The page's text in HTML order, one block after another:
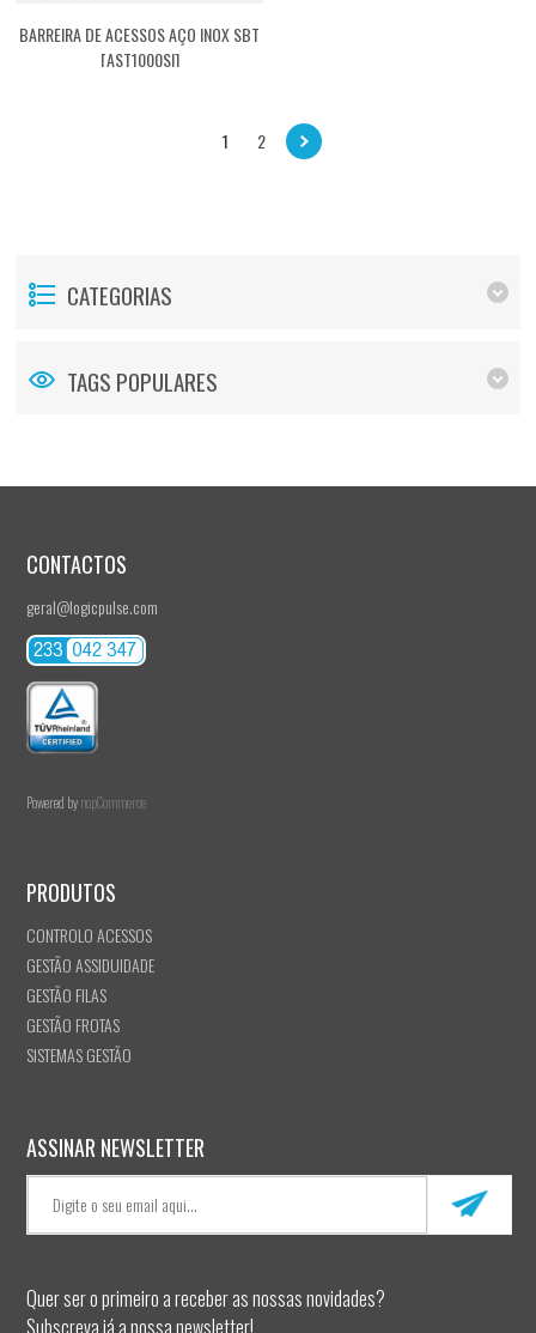
BARREIRA DE ACESSOS AÇO INOX SBT
[AST1000SI]
1 2
CATEGORIAS
TAGS POPULARES
CONTACTOS
geral@logicpulse.com
Powered bynopCommerce
PRODUTOS
CONTROLO ACESSOS
GESTÃO ASSIDUIDADE
GESTÃO FILAS
GESTÃO FROTAS
SISTEMAS GESTÃO
ASSINAR NEWSLETTER
Quer ser o primeiro a receber as nossas novidades?
Subscreva já a nossa newsletter!